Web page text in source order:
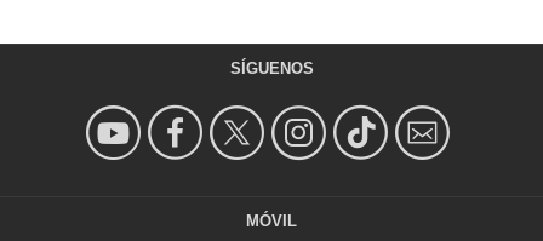
SÍGUENOS
MÓVIL